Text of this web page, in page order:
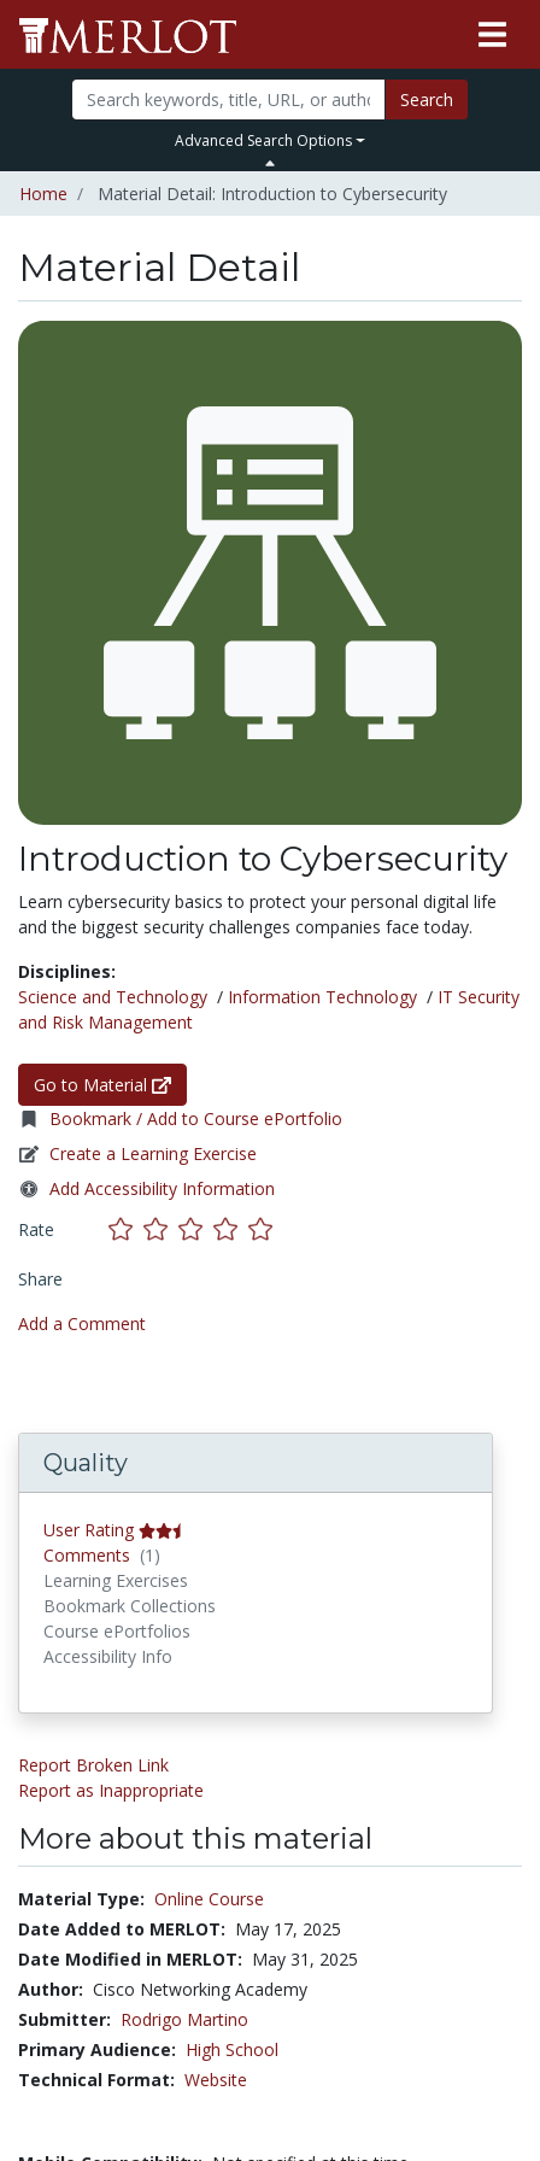
Search
Advanced Search Options
Home Material Detail: Introduction to Cybersecurity
Material Detail
Introduction to Cybersecurity
Learn cybersecurity basics to protect your personal digital life
and the biggest security challenges companies face today.
Disciplines:
Science and Technology / Information Technology / IT Security
and Risk Management
Go to Material
Bookmark / Add to Course ePortfolio
Create a Learning Exercise
Add Accessibility Information
Rate
Share
Add a Comment
Quality
User Rating
Comments (1)
Learning Exercises
Bookmark Collections
Course ePortfolios
Accessibility Info
Report Broken Link
Report as Inappropriate
More about this material
Material Type: Online Course
Date Added to MERLOT: May 17, 2025
Date Modified in MERLOT: May 31, 2025
Author: Cisco Networking Academy
Submitter: Rodrigo Martino
Primary Audience: High School
Technical Format: Website